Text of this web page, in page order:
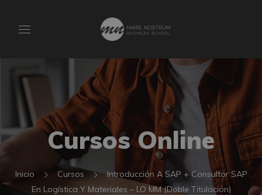
Cursos Online
Inicio Cursos
Introducción A SAP + Consultor SAP
En Logística Y Materiales – LO MM (Doble Titulación)